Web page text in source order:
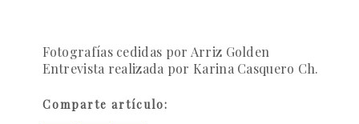
Fotografías cedidas por Arriz Golden
Entrevista realizada por Karina Casquero Ch.
Comparte artículo: